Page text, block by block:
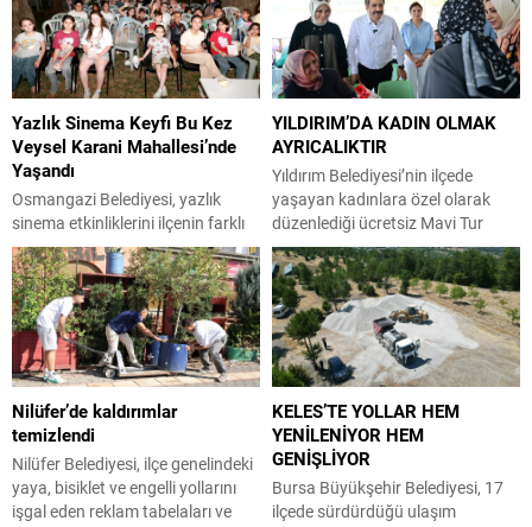
Yazlık Sinema Keyfi Bu Kez
Veysel Karani Mahallesi’nde
Yaşandı
Osmangazi Belediyesi, yazlık
sinema etkinliklerini ilçenin farklı
mahallelerine taşımaya devam
ediyor. “Osmangazi’de Yaz Film
Gösterimleri” kapsamında bu kez
Veysel Karani Mahallesi’nde
kurulan dev ekranda çocuklar ve
aileleri açık havada sinema keyfi
yaşadı. Osmangazi’de yaşayan
her kesimden vatandaşa yönelik
sosyal ve kültürel etkinliklerini
sürdüren Osmangazi Belediyesi,
yaz tatilinde çocukları sinemayla
buluşturmaya...
YILDIRIM’DA KADIN OLMAK
AYRICALIKTIR
Yıldırım Belediyesi’nin ilçede
yaşayan kadınlara özel olarak
düzenlediği ücretsiz Mavi Tur
seferleri devam ediyor. Yıldırım
Belediyesi, ilçeyi geleceğe taşıyan
fiziki yatırımlarını sosyal
belediyecilik projeleriyle de
desteklemeyi sürdürüyor.
Vatandaşların yaşam kalitesini
artıracak çalışmalara bir yenisini
ekleyen Yıldırım Belediyesi, ilçedeki
kadınlar için Mavi Tur programını
hayata geçirdi. Mudanya’dan
başlayan Mavi Tur seferleri;...
Nilüfer’de kaldırımlar
temizlendi
Nilüfer Belediyesi, ilçe genelindeki
yaya, bisiklet ve engelli yollarını
işgal eden reklam tabelaları ve
KELES’TE YOLLAR HEM
YENİLENİYOR HEM
GENİŞLİYOR
Bursa Büyükşehir Belediyesi, 17
ilçede sürdürdüğü ulaşım